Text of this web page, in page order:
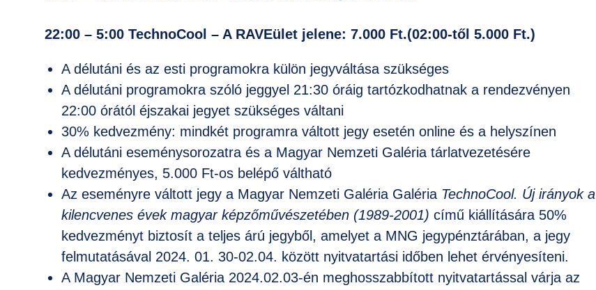
22:00 – 5:00 TechnoCool – A RAVEület jelene: 7.000 Ft.(02:00-től 5.000 Ft.)
A délutáni és az esti programokra külön jegyváltása szükséges
A délutáni programokra szóló jeggyel 21:30 óráig tartózkodhatnak a rendezvényen
22:00 órától éjszakai jegyet szükséges váltani
30% kedvezmény: mindkét programra váltott jegy esetén online és a helyszínen
A délutáni eseménysorozatra és a Magyar Nemzeti Galéria tárlatvezetésére
kedvezményes, 5.000 Ft-os belépő váltható
Az eseményre váltott jegy a Magyar Nemzeti Galéria Galéria TechnoCool. Új irányok a
kilencvenes évek magyar képzőművészetében (1989-2001) című kiállítására 50%
kedvezményt biztosít a teljes árú jegyből, amelyet a MNG jegypénztárában, a jegy
felmutatásával 2024. 01. 30-02.04. között nyitvatartási időben lehet érvényesíteni.
A Magyar Nemzeti Galéria 2024.02.03-én meghosszabbított nyitvatartással várja az